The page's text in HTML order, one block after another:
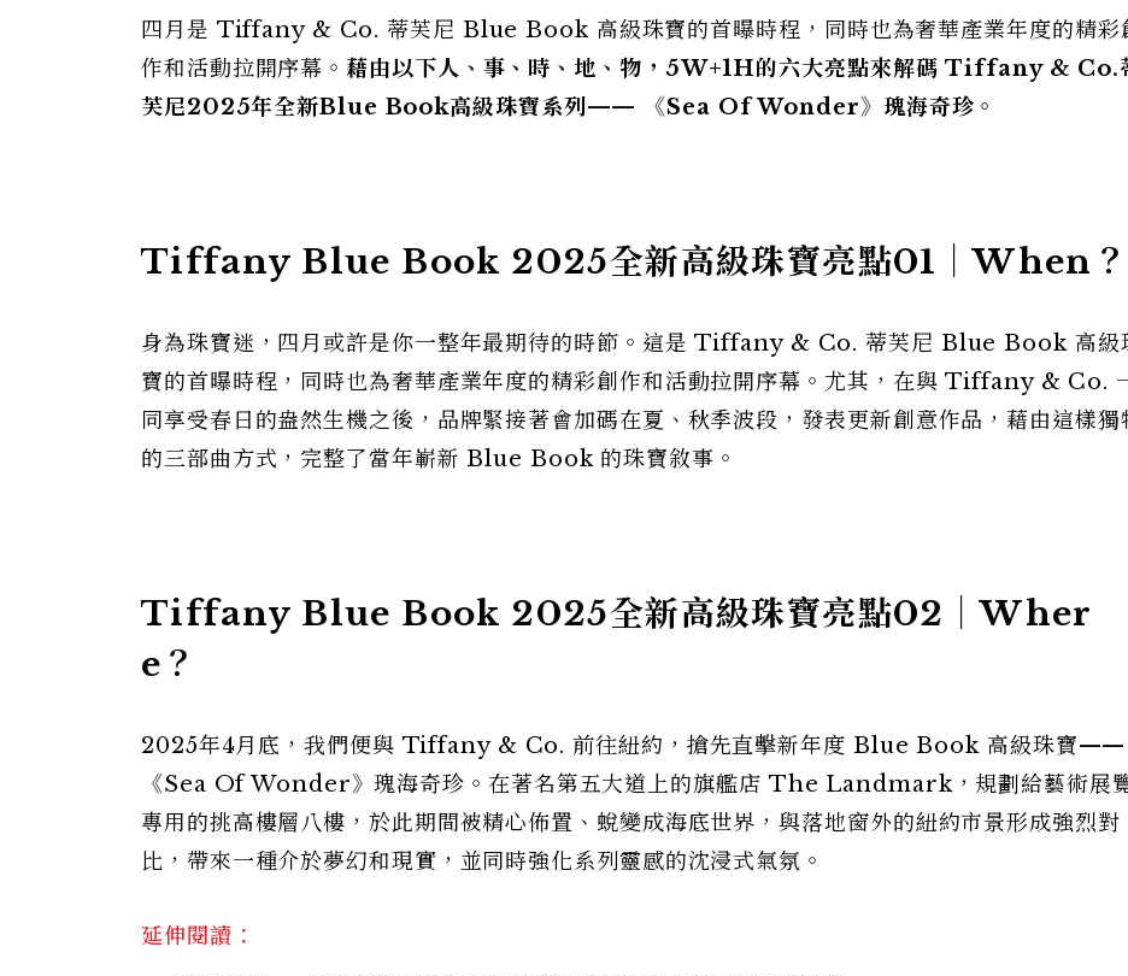
四月是 Tiffany & Co. 蒂芙尼 Blue Book 高級珠寶的首曝時程，同時也為奢華產業年度的精彩
作和活動拉開序幕。藉由以下人、事、時、地、物，5W+1H的六大亮點來解碼 Tiffany & Co.
芙尼2025年全新Blue Book高級珠寶系列—— 《Sea Of Wonder》瑰海奇珍。
Tiffany Blue Book 2025全新高級珠寶亮點01｜When？
身為珠寶迷，四月或許是你一整年最期待的時節。這是 Tiffany & Co. 蒂芙尼 Blue Book 高級
寶的首曝時程，同時也為奢華產業年度的精彩創作和活動拉開序幕。尤其，在與 Tiffany & Co.
同享受春日的盎然生機之後，品牌緊接著會加碼在夏、秋季波段，發表更新創意作品，藉由這樣獨
的三部曲方式，完整了當年嶄新 Blue Book 的珠寶敘事。
Tiffany Blue Book 2025全新高級珠寶亮點02｜Wher
e？
2025年4月底，我們便與 Tiffany & Co. 前往紐約，搶先直擊新年度 Blue Book 高級珠寶——
《Sea Of Wonder》瑰海奇珍。在著名第五大道上的旗艦店 The Landmark，規劃給藝術展
專用的挑高樓層八樓，於此期間被精心佈置、蛻變成海底世界，與落地窗外的紐約市景形成強烈對
比，帶來一種介於夢幻和現實，並同時強化系列靈感的沈浸式氣氛。
延伸閱讀：